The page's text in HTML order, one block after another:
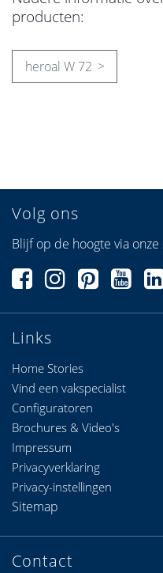
producten:
heroal W 72
Links
Home Stories
Vind een vakspecialist
Configuratoren
Brochures & Video's
Volg ons
Blijf op de hoogte via
Contact
Impressum
Privacyverklaring
Privacy-instellingen
Sitemap